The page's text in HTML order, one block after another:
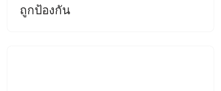
ถูกป้องกัน